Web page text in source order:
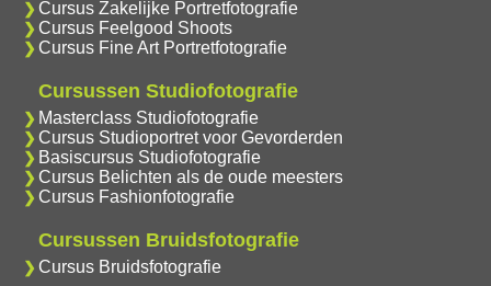
Cursus Zakelijke Portretfotografie
Cursus Feelgood Shoots
Cursus Fine Art Portretfotografie
Cursussen Studiofotografie
Masterclass Studiofotografie
Cursus Studioportret voor Gevorderden
Basiscursus Studiofotografie
Cursus Belichten als de oude meesters
Cursus Fashionfotografie
Cursussen Bruidsfotografie
Cursus Bruidsfotografie